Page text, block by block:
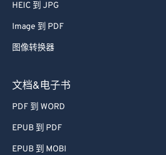
HEIC 到 JPG
Image 到 PDF
图像转换器
文档&电子书
PDF 到 WORD
EPUB 到 PDF
EPUB 到 MOBI